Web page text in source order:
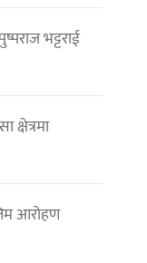
भट्टराई
क्षेत्रमा
आरोहण